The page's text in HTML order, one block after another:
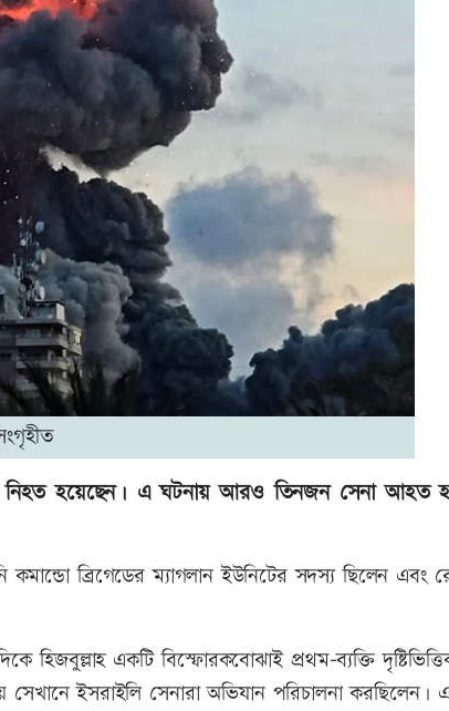
নিহত হয়েছেন। এ ঘটনায় আরও তিনজন সেনা আহত
ব্রিগেডের ম্যাগলান ইউনিটের সদস্য ছিলেন এবং
হিজবুল্লাহ একটি বিস্ফোরকবোঝাই প্রথম-ব্যক্তি
ইসরাইলি সেনারা অভিযান পরিচালনা করছিলেন।